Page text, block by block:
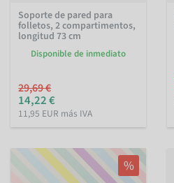
Soporte de pared para
folletos, 2 compartimentos,
longitud 73 cm
Disponible de inmediato
29,69 €
14,22 €
11,95 EUR más IVA
%